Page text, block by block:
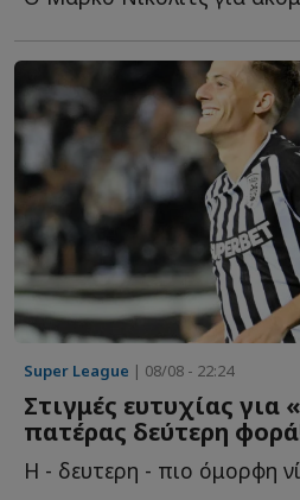
Super League | 08/08 - 22:24
Στιγμές ευτυχίας για
πατέρας δεύτερη